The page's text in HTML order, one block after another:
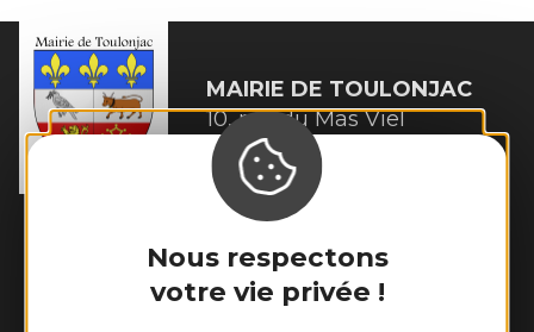
Nous respectons
votre vie privée !
MAIRIE DE TOULONJAC
10, rue du Mas Viel
12200 Toulonjac
Tél. :05 65 45 11 97
Horaires d'ouverture :
Fermé au public le lundi
Mardi, mercredi et jeudi : 8h - 12h et 13h30